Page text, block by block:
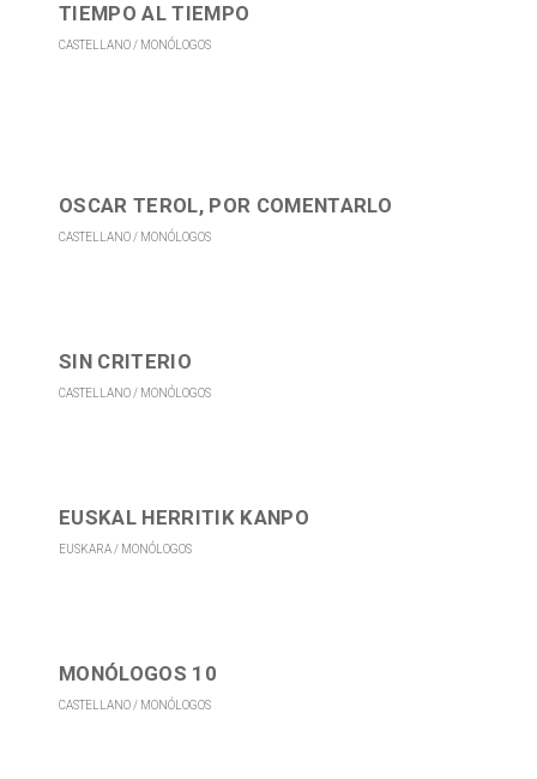
TIEMPO AL TIEMPO
CASTELLANO MONÓLOGOS
OSCAR TEROL, POR COMENTARLO
CASTELLANO MONÓLOGOS
SIN CRITERIO
CASTELLANO MONÓLOGOS
EUSKAL HERRITIK KANPO
EUSKARA MONÓLOGOS
MONÓLOGOS 10
CASTELLANO MONÓLOGOS